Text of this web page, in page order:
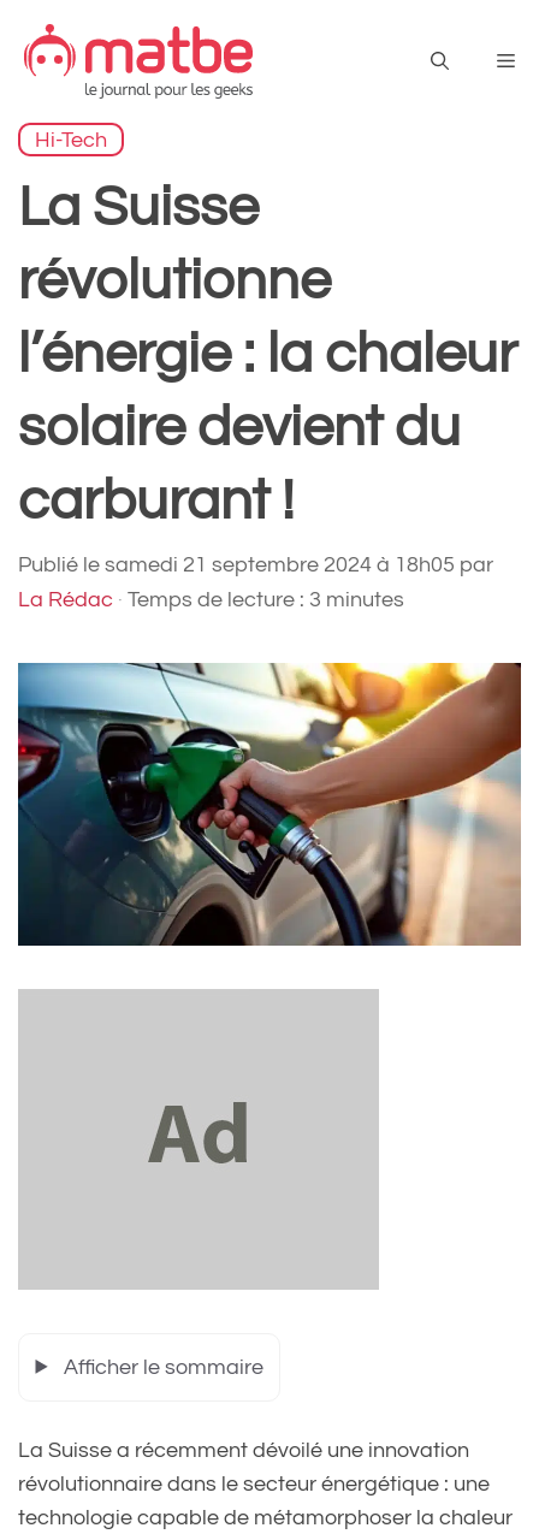
contenu
Hi-Tech
La Suisse
révolutionne
l’énergie : la chaleur
solaire devient du
carburant !
Publié le samedi 21 septembre 2024 à 18h05 par
La Rédac · Temps de lecture : 3 minutes
Afficher le sommaire
La Suisse a récemment dévoilé une innovation
révolutionnaire dans le secteur énergétique : une
technologie capable de métamorphoser la chaleur